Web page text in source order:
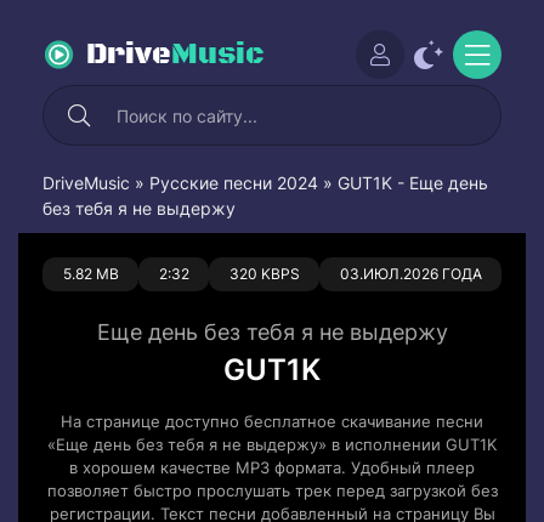
DriveMusic
DriveMusic » Русские песни 2024 » GUT1K - Еще день
без тебя я не выдержу
5.82 MB 2:32 320 KBPS 03.ИЮЛ.2026 ГОДА
0 0
Еще день без тебя я не выдержу
GUT1K
На странице доступно бесплатное скачивание песни
«Еще день без тебя я не выдержу» в исполнении GUT1K
в хорошем качестве MP3 формата. Удобный плеер
позволяет быстро прослушать трек перед загрузкой без
регистрации. Текст песни добавленный на страницу Вы